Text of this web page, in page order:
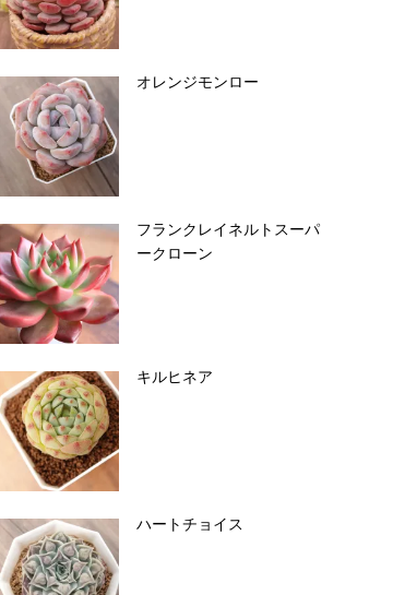
オレンジモンロー
フランクレイネルトスーパ
ークローン
キルヒネア
ハートチョイス